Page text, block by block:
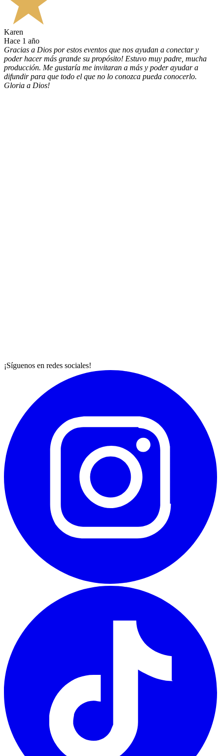
Karen
hace 1 año
Gracias a Dios por estos eventos que nos ayudan a conectar y
poder hacer más grande su propósito! Estuvo muy padre, mucha
producción. Me gustaría me invitaran a más y poder ayudar a
difundir para que todo el que no lo conozca pueda conocerlo.
Gloria a Dios!
¡Síguenos en redes sociales!